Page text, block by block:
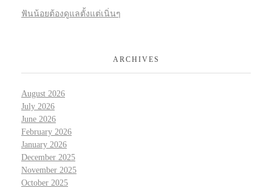
ฟันน้อยต้องดูแลตั้งแต่เนิ่นๆ
ARCHIVES
August 2026
July 2026
June 2026
February 2026
January 2026
December 2025
November 2025
October 2025